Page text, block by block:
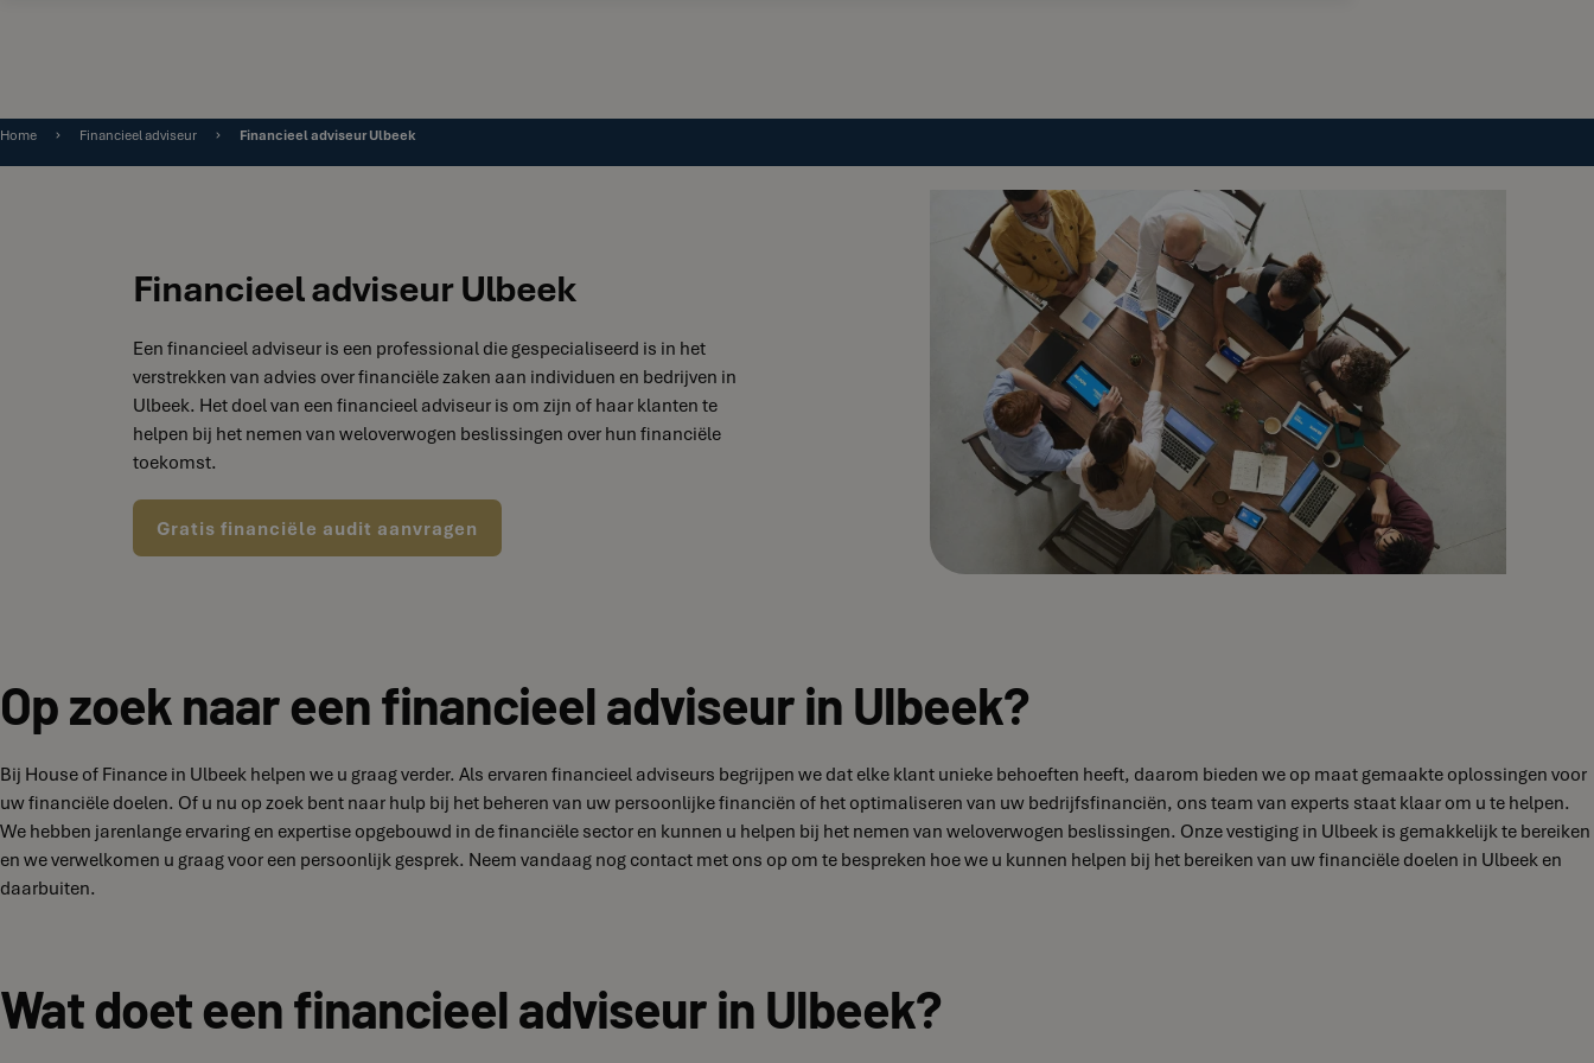
Home Financieel adviseur Financieel adviseur Ulbeek
Financieel adviseur Ulbeek
Een financieel adviseur is een professional die gespecialiseerd is in het
verstrekken van advies over financiële zaken aan individuen en bedrijven in
Ulbeek. Het doel van een financieel adviseur is om zijn of haar klanten te
helpen bij het nemen van weloverwogen beslissingen over hun financiële
toekomst.
Gratis financiële audit aanvragen
Op zoek naar een financieel adviseur in Ulbeek?
Bij House of Finance in Ulbeek helpen we u graag verder. Als ervaren financieel adviseurs begrijpen we dat elke klant unieke behoeften heeft, daarom bieden we op maat gemaakte oplossingen voor
uw financiële doelen. Of u nu op zoek bent naar hulp bij het beheren van uw persoonlijke financiën of het optimaliseren van uw bedrijfsfinanciën, ons team van experts staat klaar om u te helpen.
We hebben jarenlange ervaring en expertise opgebouwd in de financiële sector en kunnen u helpen bij het nemen van weloverwogen beslissingen. Onze vestiging in Ulbeek is gemakkelijk te bereiken
en we verwelkomen u graag voor een persoonlijk gesprek. Neem vandaag nog contact met ons op om te bespreken hoe we u kunnen helpen bij het bereiken van uw financiële doelen in Ulbeek en
daarbuiten.
Wat doet een financieel adviseur in Ulbeek?